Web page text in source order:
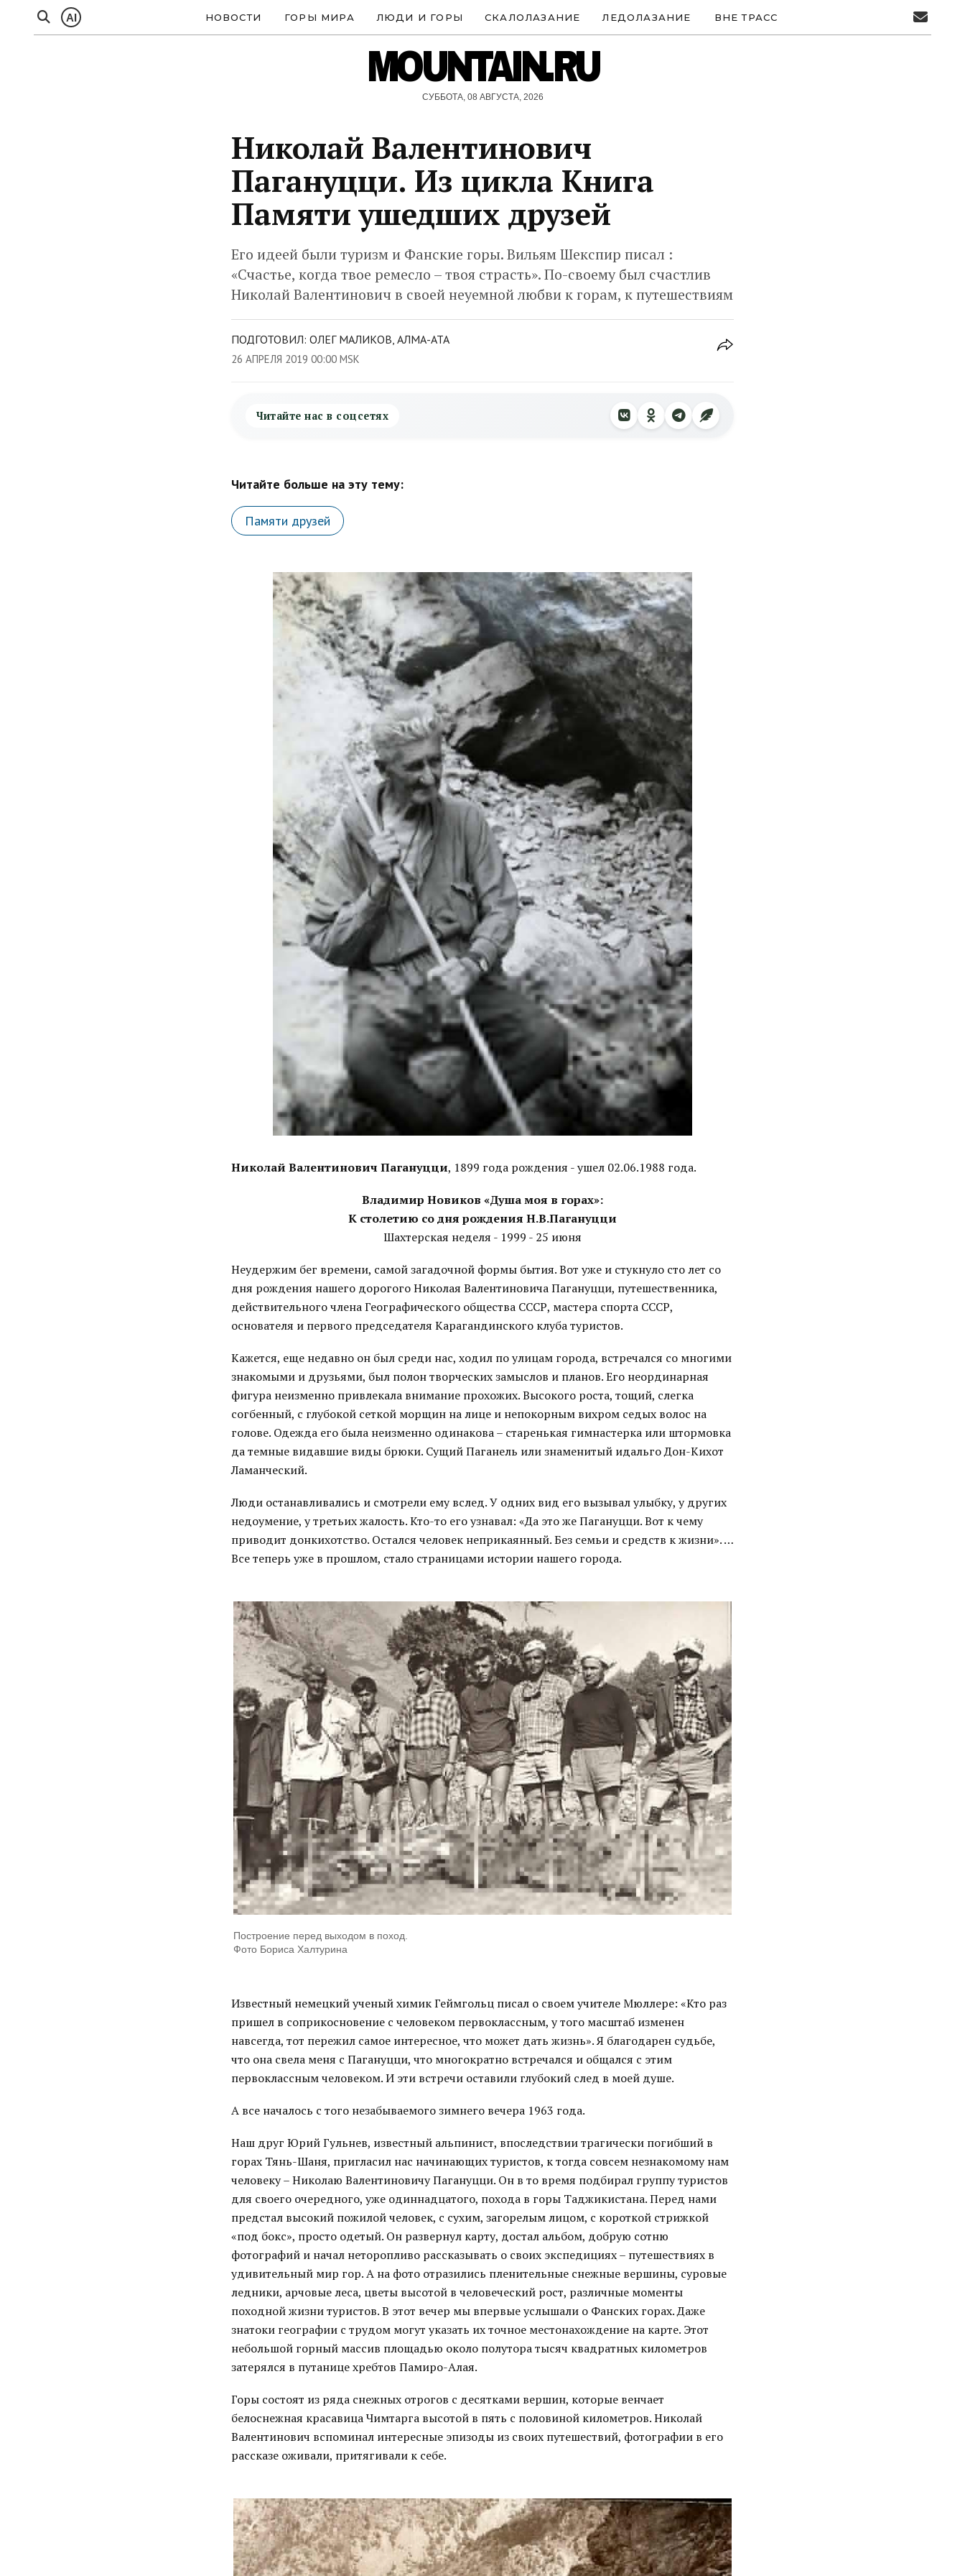
AI НОВОСТИ ГОРЫ МИРА ЛЮДИ И ГОРЫ СКАЛОЛАЗАНИЕ ЛЕДОЛАЗАНИЕ ВНЕ ТРАСС
MOUNTAIN.RU
СУББОТА, 08 АВГУСТА, 2026
Николай Валентинович
Пагануцци. Из цикла Книга
Памяти ушедших друзей
Его идеей были туризм и Фанские горы. Вильям Шекспир писал :
«Счастье, когда твое ремесло – твоя страсть». По-своему был счастлив
Николай Валентинович в своей неуемной любви к горам, к путешествиям
ПОДГОТОВИЛ: ОЛЕГ МАЛИКОВ, АЛМА-АТА
26 АПРЕЛЯ 2019 00:00 MSK
Читайте нас в соцсетях
Читайте больше на эту тему:
Памяти друзей
Николай Валентинович Пагануцци, 1899 года рождения - ушел 02.06.1988 года.
Владимир Новиков «Душа моя в горах»:
К столетию со дня рождения Н.В.Пагануцци
Шахтерская неделя - 1999 - 25 июня
Неудержим бег времени, самой загадочной формы бытия. Вот уже и стукнуло сто лет со
дня рождения нашего дорогого Николая Валентиновича Пагануцци, путешественника,
действительного члена Географического общества СССР, мастера спорта СССР,
основателя и первого председателя Карагандинского клуба туристов.
Кажется, еще недавно он был среди нас, ходил по улицам города, встречался со многими
знакомыми и друзьями, был полон творческих замыслов и планов. Его неординарная
фигура неизменно привлекала внимание прохожих. Высокого роста, тощий, слегка
согбенный, с глубокой сеткой морщин на лице и непокорным вихром седых волос на
голове. Одежда его была неизменно одинакова – старенькая гимнастерка или штормовка
да темные видавшие виды брюки. Сущий Паганель или знаменитый идальго Дон-Кихот
Ламанческий.
Люди останавливались и смотрели ему вслед. У одних вид его вызывал улыбку, у других
недоумение, у третьих жалость. Кто-то его узнавал: «Да это же Пагануцци. Вот к чему
приводит донкихотство. Остался человек неприкаянный. Без семьи и средств к жизни». …
Все теперь уже в прошлом, стало страницами истории нашего города.
Построение перед выходом в поход.
Фото Бориса Халтурина
Известный немецкий ученый химик Геймгольц писал о своем учителе Мюллере: «Кто раз
пришел в соприкосновение с человеком первоклассным, у того масштаб изменен
навсегда, тот пережил самое интересное, что может дать жизнь». Я благодарен судьбе,
что она свела меня с Пагануцци, что многократно встречался и общался с этим
первоклассным человеком. И эти встречи оставили глубокий след в моей душе.
А все началось с того незабываемого зимнего вечера 1963 года.
Наш друг Юрий Гульнев, известный альпинист, впоследствии трагически погибший в
горах Тянь-Шаня, пригласил нас начинающих туристов, к тогда совсем незнакомому нам
человеку – Николаю Валентиновичу Пагануцци. Он в то время подбирал группу туристов
для своего очередного, уже одиннадцатого, похода в горы Таджикистана. Перед нами
предстал высокий пожилой человек, с сухим, загорелым лицом, с короткой стрижкой
«под бокс», просто одетый. Он развернул карту, достал альбом, добрую сотню
фотографий и начал неторопливо рассказывать о своих экспедициях – путешествиях в
удивительный мир гор. А на фото отразились пленительные снежные вершины, суровые
ледники, арчовые леса, цветы высотой в человеческий рост, различные моменты
походной жизни туристов. В этот вечер мы впервые услышали о Фанских горах. Даже
знатоки географии с трудом могут указать их точное местонахождение на карте. Этот
небольшой горный массив площадью около полутора тысяч квадратных километров
затерялся в путанице хребтов Памиро-Алая.
Горы состоят из ряда снежных отрогов с десятками вершин, которые венчает
белоснежная красавица Чимтарга высотой в пять с половиной километров. Николай
Валентинович вспоминал интересные эпизоды из своих путешествий, фотографии в его
рассказе оживали, притягивали к себе.